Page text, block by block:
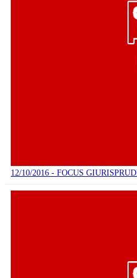
12/10/2016 - FOCUS